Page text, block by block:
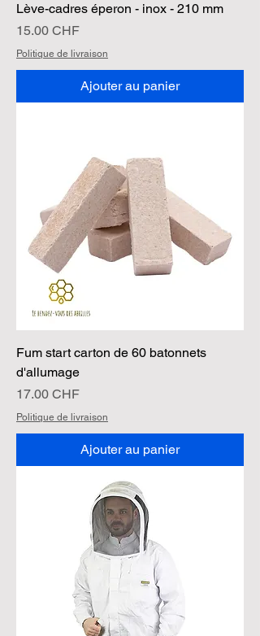
Lève-cadres éperon - inox - 210 mm
Prix
15.00 CHF
Politique de livraison
Ajouter au panier
Fum start carton de 60 batonnets
d'allumage
Prix
17.00 CHF
Politique de livraison
Ajouter au panier